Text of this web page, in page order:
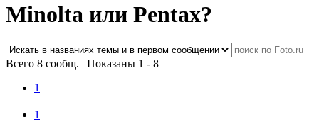
Minolta или Pentax?
Всего 8 сообщ. | Показаны 1 - 8
1
1